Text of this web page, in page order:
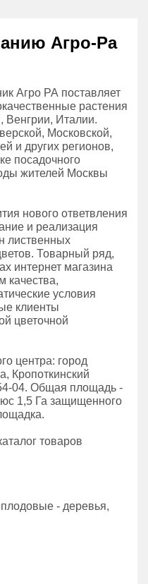
Агро-Ра
Агро РА поставляет
растения
Венгрии, Италии.
Московской,
и других регионов,
посадочного
жителей Москвы
нового ответвления
и реализация
лиственных
Товарный ряд,
интернет магазина
качества,
условия
клиенты
цветочной
центра: город
Кропоткинский
04. Общая площадь -
1,5 Га защищенного
товаров
- деревья,